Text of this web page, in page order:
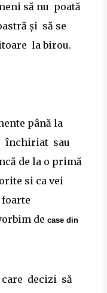
să nu poată
şi să se
la birou.
până la
închiriat sau
de la o primă
si ca vei
de case din
decizi să